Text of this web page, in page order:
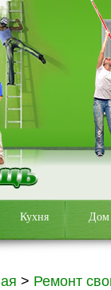
Кухня Дом
> Ремонт